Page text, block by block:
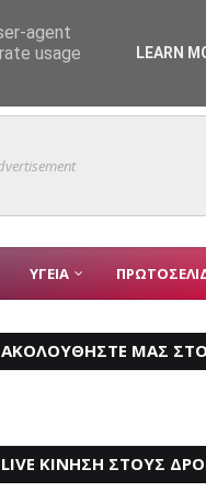
του 9ου Open Air Film
ΥΓΕΙΑ
ΑΚΟΛΟΥΘΗΣΤΕ ΜΑΣ ΣΤΟ
LIVE ΚΙΝΗΣΗ ΣΤΟΥΣ
agent
usage
LEARN